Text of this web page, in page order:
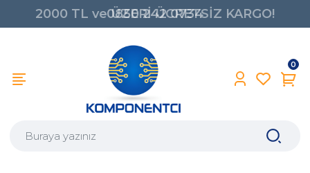
2000 TL ve ÜZERİ ÜCRETSİZ KARGO!
0850 242 0734
0